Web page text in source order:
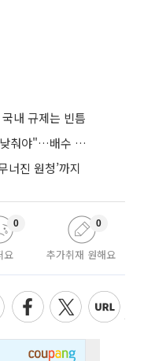
내 규제는 빈틈
與 "단일종목 레버리지 ETF 상품성 낮춰야"…배수 조정안도 거론
너진 원청’까지
요
0
추가취재 원해요
0